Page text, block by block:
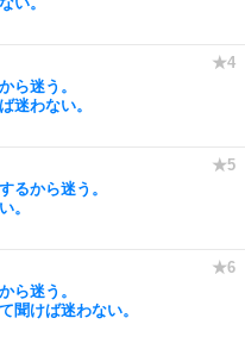
ら迷う。
迷わない。
るから迷う。
。
ら迷う。
聞けば迷わない。